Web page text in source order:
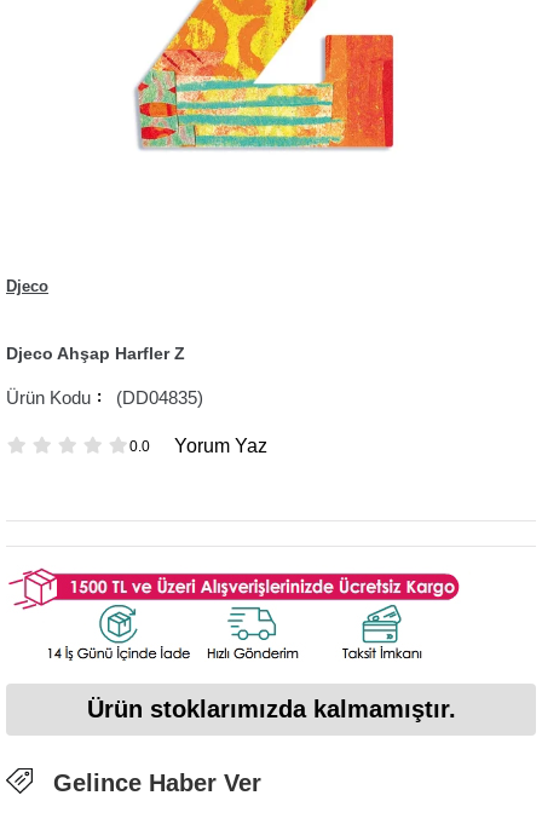
Djeco
Djeco Ahşap Harfler Z
(DD04835)
0.0 Yorum Yaz
Ürün stoklarımızda kalmamıştır.
Gelince Haber Ver